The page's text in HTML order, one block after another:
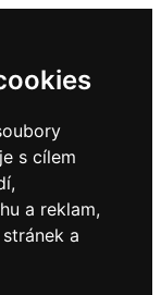
s cílem
a reklam,
a